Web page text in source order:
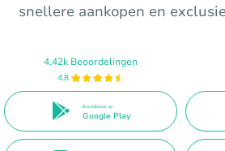
snellere aankopen en
4.42k Beoordelingen
4.8
Beschikbaar op
Google Play